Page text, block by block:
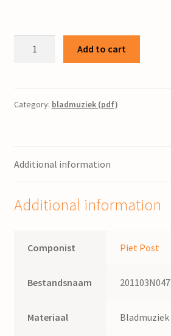
Piet
Add to cart
Category: bladmuziek (pdf)
Additional information
Additional information
Componist Piet Post
Bestandsnaam 201103N047
Materiaal Bladmuziek